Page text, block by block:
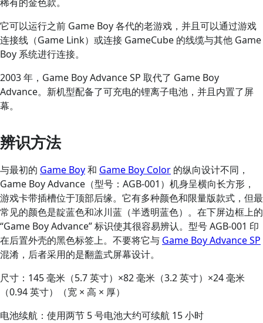
它可以运行之前 Game Boy 各代的老游戏，并且可以通过游戏
连接线（Game Link）或连接 GameCube 的线缆与其他 Game
Boy 系统进行连接。
2003 年，Game Boy Advance SP 取代了 Game Boy
Advance。新机型配备了可充电的锂离子电池，并且内置了屏
幕。
辨识方法
与最初的 Game Boy和 Game Boy Color 的纵向设计不同，
Game Boy Advance（型号：AGB-001）机身呈横向长方形，
游戏卡带插槽位于顶部后缘。它有多种颜色和限量版款式，但最
常见的颜色是靛蓝色和冰川蓝（半透明蓝色）。在下屏边框上的
“Game Boy Advance” 标识使其很容易辨认。型号 AGB-001 印
在后置外壳的黑色标签上。不要将它与 Game Boy Advance SP
混淆，后者采用的是翻盖式屏幕设计。
尺寸：145 毫米（5.7 英寸）×82 毫米（3.2 英寸）×24 毫米
（0.94 英寸）（宽 × 高 × 厚）
电池续航：使用两节 5 号电池大约可续航 15 小时